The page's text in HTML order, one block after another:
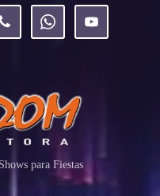
para Fiestas